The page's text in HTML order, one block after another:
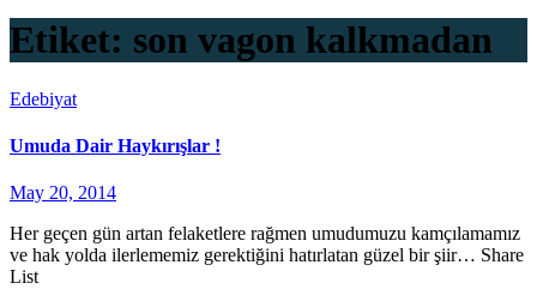
Etiket: son vagon kalkmadan
Edebiyat
Umuda Dair Haykırışlar !
May 20, 2014
Her geçen gün artan felaketlere rağmen umudumuzu kamçılamamız
ve hak yolda ilerlememiz gerektiğini hatırlatan güzel bir şiir… Share
List